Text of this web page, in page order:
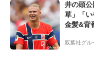
井の頭
草」「い
金髪&背
ー”映像
双葉社グル